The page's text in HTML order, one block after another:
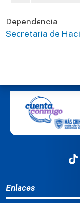
Dependencia
Secretaría de
Enlaces